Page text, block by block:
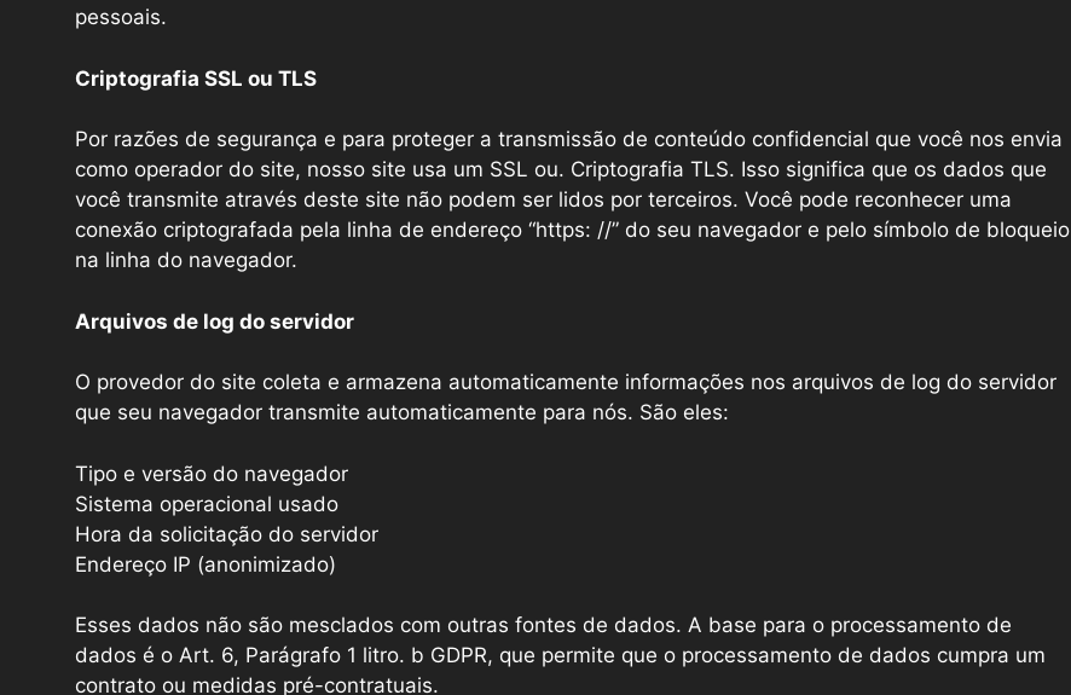
pessoais.
Criptografia SSL ou TLS
Por razões de segurança e para proteger a transmissão de conteúdo confidencial que você nos envia
como operador do site, nosso site usa um SSL ou. Criptografia TLS. Isso significa que os dados que
você transmite através deste site não podem ser lidos por terceiros. Você pode reconhecer uma
conexão criptografada pela linha de endereço “https: //” do seu navegador e pelo símbolo de bloqueio
na linha do navegador.
Arquivos de log do servidor
O provedor do site coleta e armazena automaticamente informações nos arquivos de log do servidor
que seu navegador transmite automaticamente para nós. São eles:
Tipo e versão do navegador
Sistema operacional usado
Hora da solicitação do servidor
Endereço IP (anonimizado)
Esses dados não são mesclados com outras fontes de dados. A base para o processamento de
dados é o Art. 6, Parágrafo 1 litro. b GDPR, que permite que o processamento de dados cumpra um
contrato ou medidas pré-contratuais.